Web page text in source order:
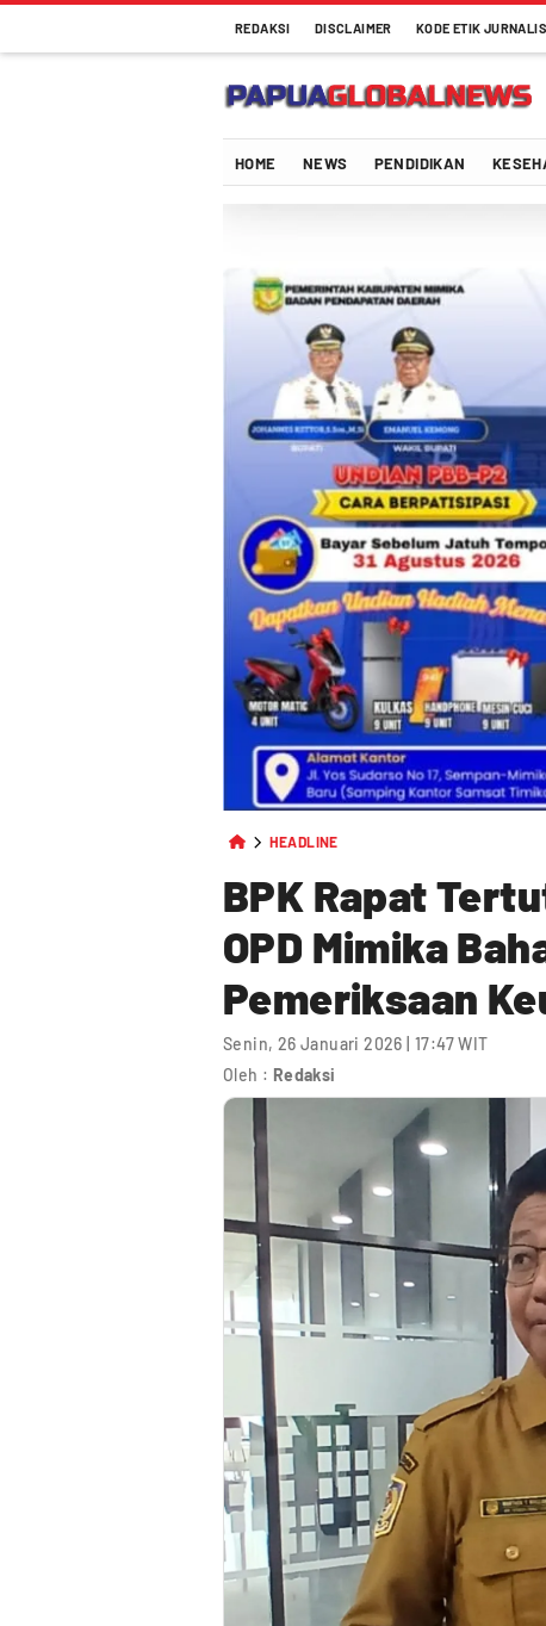
REDAKSI DISCLAIMER KODE ETIK
HOME NEWS PENDIDIKAN
HEADLINE
BPK Rapat
OPD Mimika
Pemeriksaan
Senin, 26 Januari 2026 | 17:47 WIT
Oleh : Redaksi